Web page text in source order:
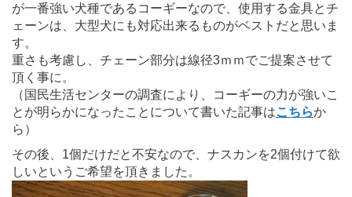
が一番強い犬種であるコーギーなので、使用する金具とチ
ェーンは、大型犬にも対応出来るものがベストだと思いま
す。
重さも考慮し、チェーン部分は線径3ｍｍでご提案させて
頂く事に。
（国民生活センターの調査により、コーギーの力が強いこ
とが明らかになったことについて書いた記事はこちらか
ら）
その後、1個だけだと不安なので、ナスカンを2個付けて欲
しいというご希望を頂きました。